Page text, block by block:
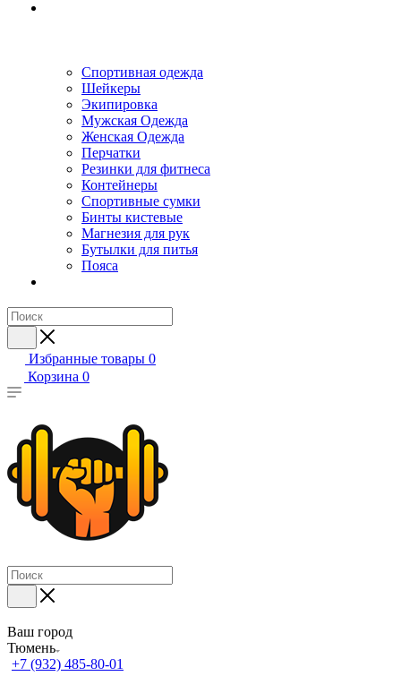
Спортивная одежда
Шейкеры
Экипировка
Мужская Одежда
Женская Одежда
Перчатки
Резинки для фитнеса
Контейнеры
Спортивные сумки
Бинты кистевые
Магнезия для рук
Бутылки для питья
Пояса
Избранные товары 0
Корзина 0
Ваш город
Тюмень
+7 (932) 485-80-01